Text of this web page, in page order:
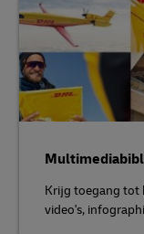
Krijg toegang tot
video's,